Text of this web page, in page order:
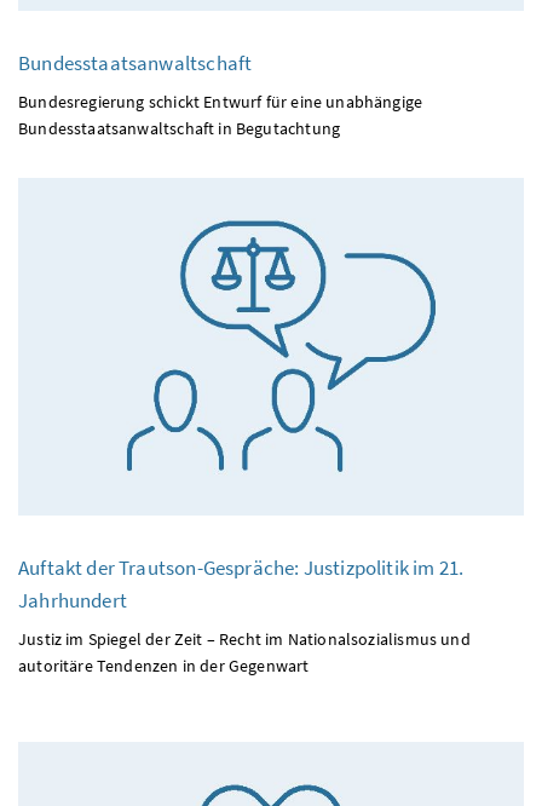
Bundesstaatsanwaltschaft
Bundesregierung schickt Entwurf für eine unabhängige
Bundesstaatsanwaltschaft in Begutachtung
Auftakt der Trautson-Gespräche: Justizpolitik im 21.
Jahrhundert
Justiz im Spiegel der Zeit – Recht im Nationalsozialismus und
autoritäre Tendenzen in der Gegenwart